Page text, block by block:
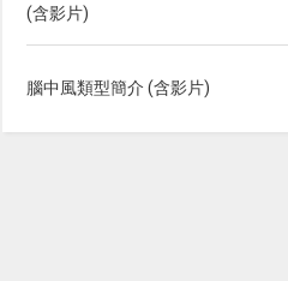
(含影片)
腦中風類型簡介 (含影片)